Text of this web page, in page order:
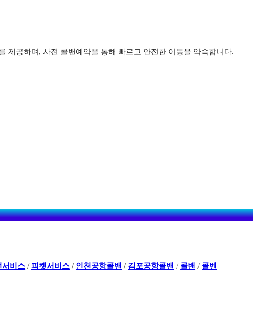
제공하며, 사전 콜밴예약을 통해 빠르고 안전한 이동을 약속합니다.
서비스 /피켓서비스 / 인천공항콜밴 / 김포공항콜밴 / 콜밴 / 콜벤